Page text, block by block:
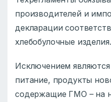
производителей и
декларации
хлебобулочные изделия.
Исключением
питание, продукты
содержащие ГМО – на